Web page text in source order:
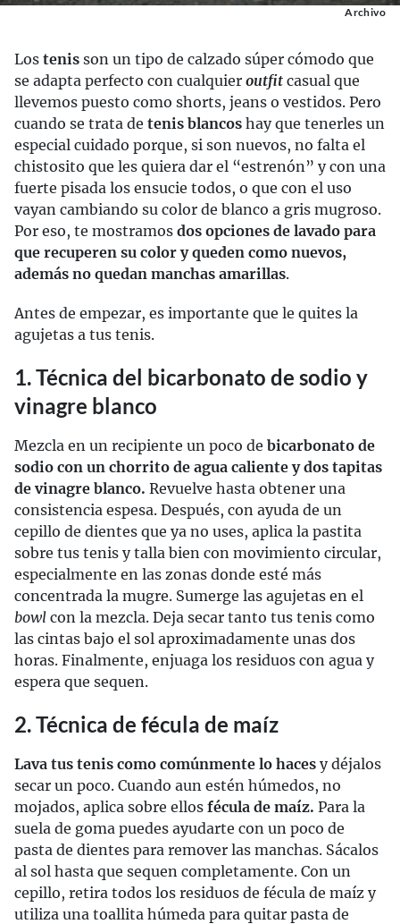
Archivo
Los tenis son un tipo de calzado súper cómodo que
se adapta perfecto con cualquier outfit casual que
llevemos puesto como shorts, jeans o vestidos. Pero
cuando se trata de tenis blancos hay que tenerles un
especial cuidado porque, si son nuevos, no falta el
chistosito que les quiera dar el “estrenón” y con una
fuerte pisada los ensucie todos, o que con el uso
vayan cambiando su color de blanco a gris mugroso.
Por eso, te mostramos dos opciones de lavado para
que recuperen su color y queden como nuevos,
además no quedan manchas amarillas.
Antes de empezar, es importante que le quites la
agujetas a tus tenis.
1. Técnica del bicarbonato de sodio y
vinagre blanco
Mezcla en un recipiente un poco de bicarbonato de
sodio con un chorrito de agua caliente y dos tapitas
de vinagre blanco. Revuelve hasta obtener una
consistencia espesa. Después, con ayuda de un
cepillo de dientes que ya no uses, aplica la pastita
sobre tus tenis y talla bien con movimiento circular,
especialmente en las zonas donde esté más
concentrada la mugre. Sumerge las agujetas en el
bowl con la mezcla. Deja secar tanto tus tenis como
las cintas bajo el sol aproximadamente unas dos
horas. Finalmente, enjuaga los residuos con agua y
espera que sequen.
2. Técnica de fécula de maíz
Lava tus tenis como comúnmente lo haces y déjalos
secar un poco. Cuando aun estén húmedos, no
mojados, aplica sobre ellos fécula de maíz. Para la
suela de goma puedes ayudarte con un poco de
pasta de dientes para remover las manchas. Sácalos
al sol hasta que sequen completamente. Con un
cepillo, retira todos los residuos de fécula de maíz y
utiliza una toallita húmeda para quitar pasta de